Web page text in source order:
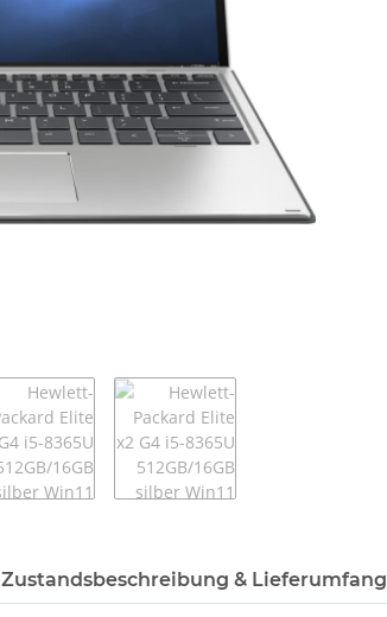
Zustandsbeschreibung & Lieferumfang